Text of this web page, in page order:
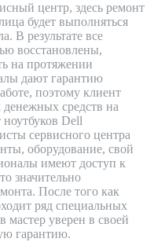
центр, здесь ремонт
будет выполняться
В результате все
восстановлены,
на протяжении
дают гарантию
поэтому клиент
денежных средств на
Dell
сервисного центра
оборудование, свой
имеют доступ к
значительно
После того как
ряд специальных
мастер уверен в своей
гарантию.